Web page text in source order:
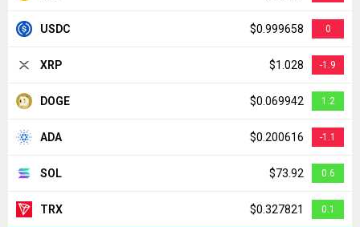
USDC $0.999658 0
XRP $1.028 -1.9
DOGE $0.069942 1.2
ADA $0.200616 -1.1
SOL $73.92 0.6
TRX $0.327821 0.1